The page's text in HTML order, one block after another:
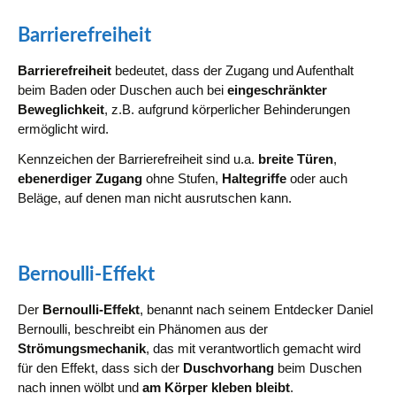
Barrierefreiheit
Barrierefreiheit bedeutet, dass der Zugang und Aufenthalt
beim Baden oder Duschen auch bei eingeschränkter
Beweglichkeit, z.B. aufgrund körperlicher Behinderungen
ermöglicht wird.
Kennzeichen der Barrierefreiheit sind u.a. breite Türen,
ebenerdiger Zugang ohne Stufen, Haltegriffe oder auch
Beläge, auf denen man nicht ausrutschen kann.
Bernoulli-Effekt
Der Bernoulli-Effekt, benannt nach seinem Entdecker Daniel
Bernoulli, beschreibt ein Phänomen aus der
Strömungsmechanik, das mit verantwortlich gemacht wird
für den Effekt, dass sich der Duschvorhang beim Duschen
nach innen wölbt und am Körper kleben bleibt.